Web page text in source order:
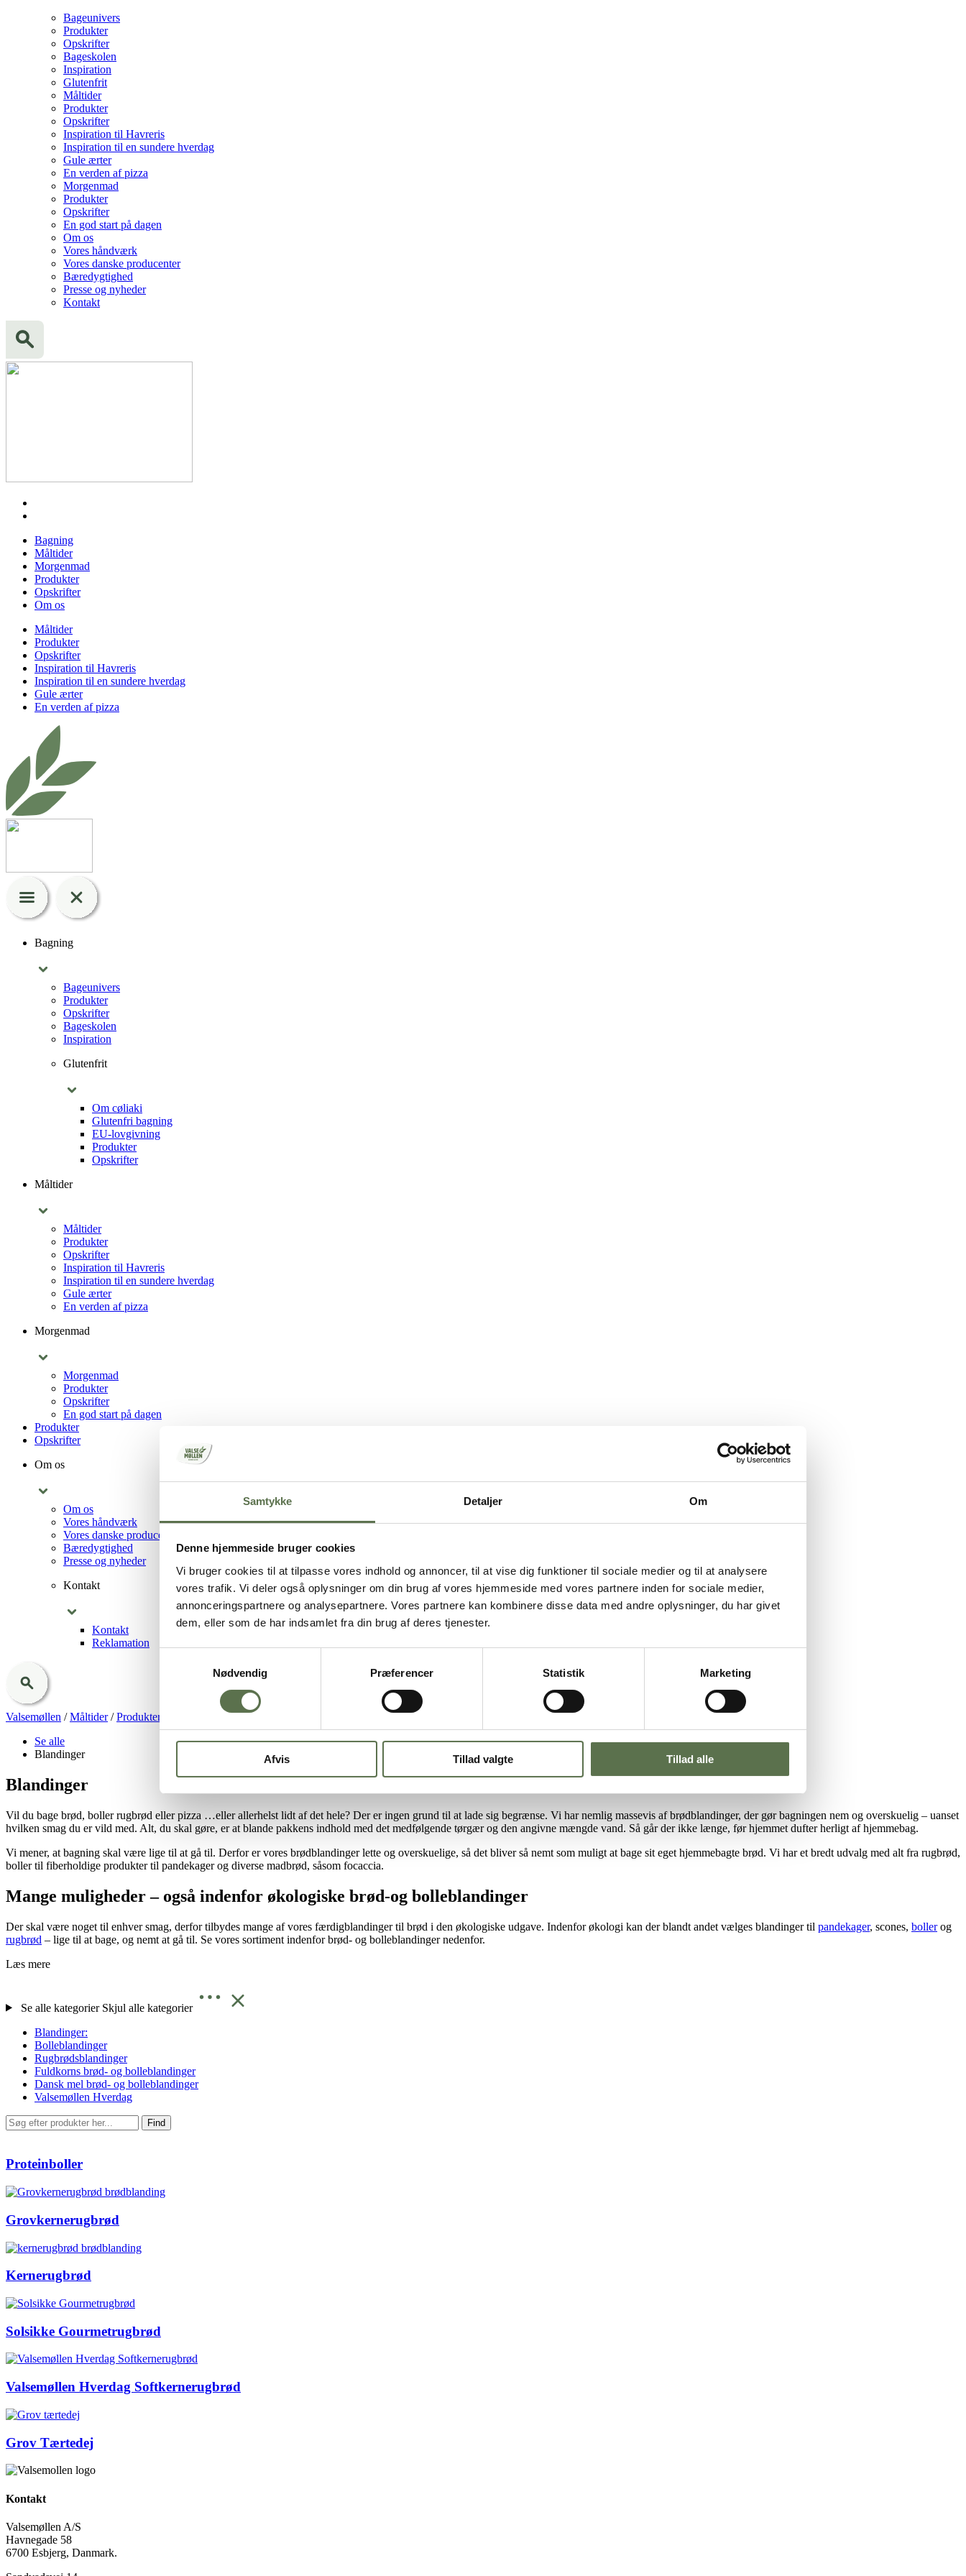
Samtykke Detaljer Om
Denne hjemmeside bruger cookies
Vi bruger cookies til at tilpasse vores indhold og annoncer, til at vise dig funktioner til sociale medier og til at analysere
vores trafik. Vi deler også oplysninger om din brug af vores hjemmeside med vores partnere inden for sociale medier,
annonceringspartnere og analysepartnere. Vores partnere kan kombinere disse data med andre oplysninger, du har givet
dem, eller som de har indsamlet fra din brug af deres tjenester.
Nødvendig
Præferencer Statistik Marketing
Afvis Tillad valgte Tillad alle
Bageunivers
Produkter
Opskrifter
Bageskolen
Inspiration
Glutenfrit
Måltider
Produkter
Opskrifter
Inspiration til Havreris
Inspiration til en sundere hverdag
Gule ærter
En verden af pizza
Morgenmad
Produkter
Opskrifter
En god start på dagen
Om os
Vores håndværk
Vores danske producenter
Bæredygtighed
Presse og nyheder
Kontakt
Bagning
Måltider
Morgenmad
Produkter
Opskrifter
Om os
Måltider
Produkter
Opskrifter
Inspiration til Havreris
Inspiration til en sundere hverdag
Gule ærter
En verden af pizza
Bagning
Bageunivers
Produkter
Opskrifter
Bageskolen
Inspiration
Glutenfrit
Om cøliaki
Glutenfri bagning
EU-lovgivning
Produkter
Opskrifter
Måltider
Måltider
Produkter
Opskrifter
Inspiration til Havreris
Inspiration til en sundere hverdag
Gule ærter
En verden af pizza
Morgenmad
Morgenmad
Produkter
Opskrifter
En god start på dagen
Produkter
Opskrifter
Om os
Om os
Vores håndværk
Vores danske producenter
Bæredygtighed
Presse og nyheder
Kontakt
Kontakt
Reklamation
Valsemøllen /Måltider/Produkter
Se alle
Blandinger
Blandinger
Vil du bage brød, boller rugbrød eller pizza …eller allerhelst lidt af det hele? Der er ingen grund til at lade sig begrænse. Vi har nemlig massevis af brødblandinger, der gør bagningen nem og overskuelig – uanset
hvilken smag du er vild med. Alt, du skal gøre, er at blande pakkens indhold med det medfølgende tørgær og den angivne mængde vand. Så går der ikke længe, før hjemmet dufter herligt af hjemmebag.
Vi mener, at bagning skal være lige til at gå til. Derfor er vores brødblandinger lette og overskuelige, så det bliver så nemt som muligt at bage sit eget hjemmebagte brød. Vi har et bredt udvalg med alt fra rugbrød,
boller til fiberholdige produkter til pandekager og diverse madbrød, såsom focaccia.
Mange muligheder – også indenfor økologiske brød-og bolleblandinger
Der skal være noget til enhver smag, derfor tilbydes mange af vores færdigblandinger til brød i den økologiske udgave. Indenfor økologi kan der blandt andet vælges blandinger til pandekager, scones, bollerog
rugbrød – lige til at bage, og nemt at gå til. Se vores sortiment indenfor brød- og bolleblandinger nedenfor.
Læs mere
Se alle kategorier Skjul alle kategorier
Blandinger:
Bolleblandinger
Rugbrødsblandinger
Fuldkorns brød- og bolleblandinger
Dansk mel brød- og bolleblandinger
Valsemøllen Hverdag
Find
Proteinboller
Grovkernerugbrød
Kernerugbrød
Solsikke Gourmetrugbrød
Valsemøllen Hverdag Softkernerugbrød
Grov Tærtedej
Kontakt
Valsemøllen A/S
Havnegade 58
6700 Esbjerg, Danmark.